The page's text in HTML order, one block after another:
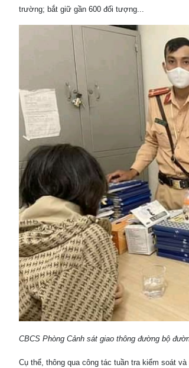
trường; bắt giữ gần 600 đối tượng...
CBCS Phòng Cảnh sát giao thông đường bộ
Cụ thể, thông qua công tác tuần tra kiểm soát